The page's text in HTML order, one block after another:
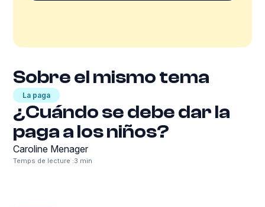
Sobre el mismo tema
La paga
¿Cuándo se debe dar la
paga a los niños?
Caroline Menager
Temps de lecture :3 min